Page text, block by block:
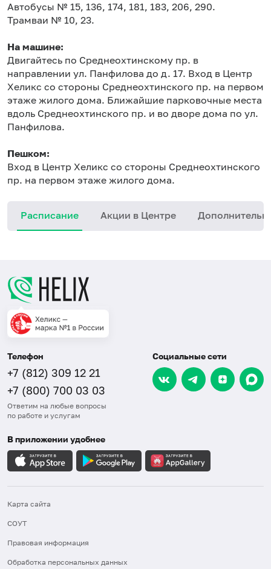
Автобусы № 15, 136, 174, 181, 183, 206, 290.
Трамваи № 10, 23.
На машине:
Двигайтесь по Среднеохтинскому пр. в
направлении ул. Панфилова до д. 17. Вход в Центр
Хеликс со стороны Среднеохтинского пр. на первом
этаже жилого дома. Ближайшие парковочные места
вдоль Среднеохтинского пр. и во дворе дома по ул.
Панфилова.
Пешком:
Вход в Центр Хеликс со стороны Среднеохтинского
пр. на первом этаже жилого дома.
Расписание Акции в Центре
Телефон
+7 (812) 309 12 21
+7 (800) 700 03 03
Ответим на любые вопросы
по работе и услугам
Социальные сети
В приложении удобнее
Карта сайта
СОУТ
Правовая информация
Обработка персональных данных